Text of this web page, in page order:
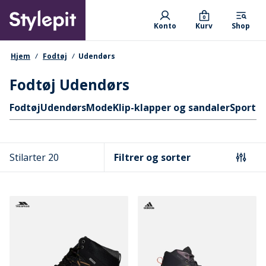
main
content
Primary departments
Konto Kurv
0
Shop
navigationssti
Hjem Fodtøj Udendørs
Fodtøj Udendørs
Hurtige links
FodtøjUdendørsModeKlip-klapper og sandalerSport
Stilarter 20 Filtrer og sorter